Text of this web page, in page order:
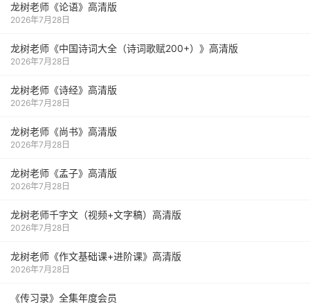
龙树老师《论语》高清版
2026年7月28日
龙树老师《中国诗词大全（诗词歌赋200+）》高清版
2026年7月28日
龙树老师《诗经》高清版
2026年7月28日
龙树老师《尚书》高清版
2026年7月28日
龙树老师《孟子》高清版
2026年7月28日
龙树老师千字文（视频+文字稿）高清版
2026年7月28日
龙树老师《作文基础课+进阶课》高清版
2026年7月28日
《传习录》全集年度会员